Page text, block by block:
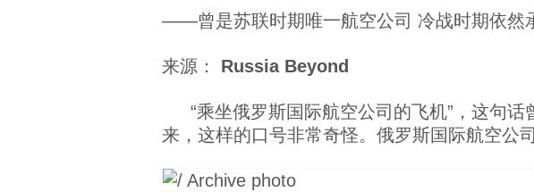
——曾是苏联时期唯一航空公司 冷战时期依然
来源： Russia Beyond
“乘坐俄罗斯国际航空公司的飞机”，这句
来，这样的口号非常奇怪。俄罗斯国际航空公